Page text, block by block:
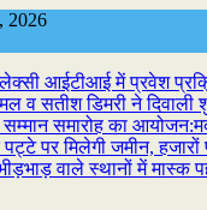
2026
आईटीआई में प्रवेश
व सतीश डिमरी ने दिवाली
समारोह का
पर मिलेगी जमीन, हजारों
वाले स्थानों में मास्क